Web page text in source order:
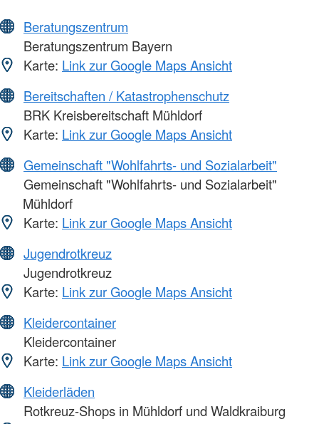
Beratungszentrum
Beratungszentrum Bayern
Karte: Link zur Google Maps Ansicht
Bereitschaften / Katastrophenschutz
BRK Kreisbereitschaft Mühldorf
Karte: Link zur Google Maps Ansicht
Gemeinschaft "Wohlfahrts- und Sozialarbeit"
Gemeinschaft "Wohlfahrts- und Sozialarbeit"
Mühldorf
Karte: Link zur Google Maps Ansicht
Jugendrotkreuz
Jugendrotkreuz
Karte: Link zur Google Maps Ansicht
Kleidercontainer
Kleidercontainer
Karte: Link zur Google Maps Ansicht
Kleiderläden
Rotkreuz-Shops in Mühldorf und Waldkraiburg